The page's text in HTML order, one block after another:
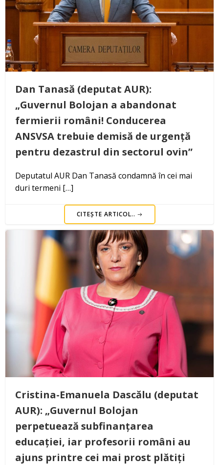
Dan Tanasă (deputat AUR):
„Guvernul Bolojan a abandonat
fermierii români! Conducerea
ANSVSA trebuie demisă de urgență
pentru dezastrul din sectorul ovin”
Deputatul AUR Dan Tanasă condamnă în cei mai
duri termeni […]
CITEȘTE ARTICOL..
Cristina-Emanuela Dascălu (deputat
AUR): „Guvernul Bolojan
perpetuează subfinanțarea
educației, iar profesorii români au
ajuns printre cei mai prost plătiți